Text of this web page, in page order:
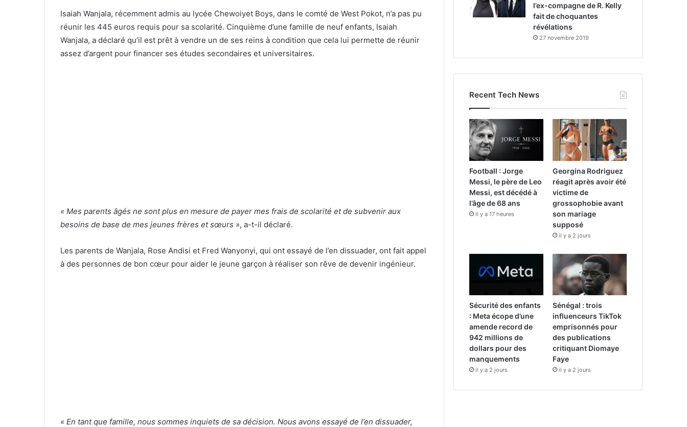
Isaiah Wanjala, récemment admis au lycée Chewoiyet Boys, dans le comté de West Pokot, n’a pas pu
réunir les 445 euros requis pour sa scolarité. Cinquième d’une famille de neuf enfants, Isaiah
Wanjala, a déclaré qu’il est prêt à vendre un de ses reins à condition que cela lui permette de réunir
assez d’argent pour financer ses études secondaires et universitaires.
« Mes parents âgés ne sont plus en mesure de payer mes frais de scolarité et de subvenir aux
besoins de base de mes jeunes frères et sœurs », a-t-il déclaré.
Les parents de Wanjala, Rose Andisi et Fred Wanyonyi, qui ont essayé de l’en dissuader, ont fait appel
à des personnes de bon cœur pour aider le jeune garçon à réaliser son rêve de devenir ingénieur.
« En tant que famille, nous sommes inquiets de sa décision. Nous avons essayé de l’en dissuader,
l’ex-compagne de R. Kelly
fait de choquantes
révélations
27 novembre 2019
Recent Tech News
Football : Jorge
Messi, le père de Leo
Messi, est décédé à
l’âge de 68 ans
il y a 17 heures
Georgina Rodriguez
réagit après avoir été
victime de
grossophobie avant
son mariage
supposé
il y a 2 jours
Sécurité des enfants
: Meta écope d’une
amende record de
942 millions de
dollars pour des
manquements
il y a 2 jours
Sénégal : trois
influenceurs TikTok
emprisonnés pour
des publications
critiquant Diomaye
Faye
il y a 2 jours